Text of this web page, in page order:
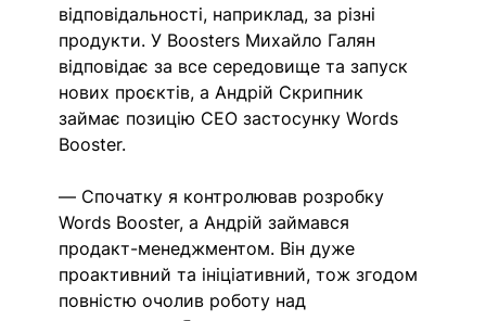
відповідальності, наприклад, за різні
продукти. У Boosters Михайло Галян
відповідає за все середовище та запуск
нових проєктів, а Андрій Скрипник
займає позицію СЕО застосунку Words
Booster.
— Спочатку я контролював розробку
Words Booster, а Андрій займався
продакт-менеджментом. Він дуже
проактивний та ініціативний, тож згодом
повністю очолив роботу над